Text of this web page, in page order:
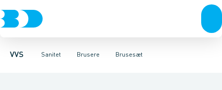
VVS Sanitet
Rør & fittingsPressfittings & rørKuglehaner & ventiler
Brusere
Toiletter, sæder og cisterner VaskeArmaturer
Brusesæt
HåndbrusereBruseslanger BrusesætBrusestænger